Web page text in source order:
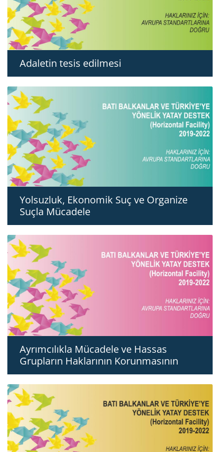
Adaletin tesis edilmesi
Yolsuzluk, Ekonomik Suç ve Organize
Suçla Mücadele
Ayrımcılıkla Mücadele ve Hassas
Grupların Haklarının Korunmasının